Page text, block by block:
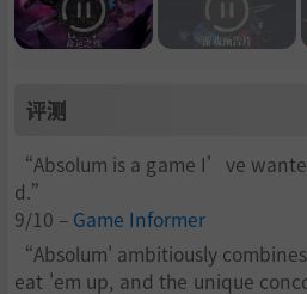
评测
“Absolum is a game I’ve
d.”
9/10 – Game Informer
“Absolum' ambitiously
eat 'em up, and the unique